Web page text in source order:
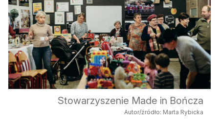
Stowarzyszenie Made in Bończa
Autor/źródło: Marta Rybicka